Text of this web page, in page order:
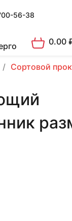
56-38
0.00
Сортовой